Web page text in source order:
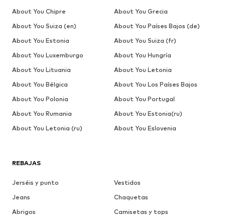
REBAJAS
Jerséis y punto
Vestidos
Jeans
Chaquetas
Abrigos
Camisetas y tops
About You Chipre
About You Grecia
About You Suiza (en)
About You Países Bajos (de)
About You Estonia
About You Suiza (fr)
About You Luxemburgo
About You Hungría
About You Lituania
About You Letonia
About You Bélgica
About You Los Países Bajos
About You Polonia
About You Portugal
About You Rumania
About You Estonia(ru)
About You Letonia (ru)
About You Eslovenia